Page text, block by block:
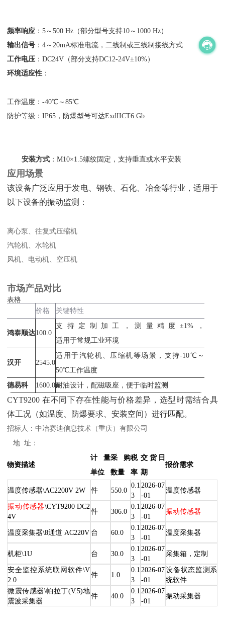
频率响应 ‌：5～500 Hz（部分型号支持10～1000 Hz）
输出信号 ‌：4～20mA标准电流，二线制或三线制接线方式
工作电压 ‌：DC24V（部分支持DC12-24V±10%）
环境适应性 ‌：
工作温度：-40℃～85℃
防护等级：IP65，防爆型号可达ExdIICT6 Gb
安装方式 ‌：M10×1.5螺纹固定，支持垂直或水平安装
应用场景
该设备广泛应用于发电、钢铁、石化、冶金等行业，适用于
以下设备的振动监测：
离心泵、往复式压缩机
汽轮机、水轮机
风机、电动机、空压机
市场产品对比
表格
价格
关键特性
鸿泰顺达100.0
支持定制加工，测量精度±1%，
适用于常规工业环境
汉开 2545.0
适用于汽轮机、压缩机等场景，支持-10℃～
50℃工作温度
德易科
1600.0耐油设计，配磁吸座，便于临时监测
CYT9200 在不同下存在性能与价格差异，选型时需结合具
体工况（如温度、防爆要求、安装空间）进行匹配。
招标人：中冶赛迪信息技术（重庆）有限公司
地 址：
物资描述
计量
单位
采购
数量
税
率
交货日
期
报价需求
温度传感器\AC2200V 2W 件 550.0
0.1
3
2026-07
-01
温度传感器
振动传感器\CYT9200 DC2
4V
件 306.0
0.1
3
2026-07
-01
振动传感器
温度采集器\8通道 AC220V 台 60.0
0.1
3
2026-07
-01
温度采集器
机柜\1U 台 30.0
0.1
3
2026-07
-01
采集箱，定制
安全监控系统联网软件\V
2.0
件 1.0
0.1
3
2026-07
-01
设备状态监测系
统软件
微震传感器\帕拉丁(V.5)地
震波采集器
件 40.0
0.1
3
2026-07
-01
振动采集器